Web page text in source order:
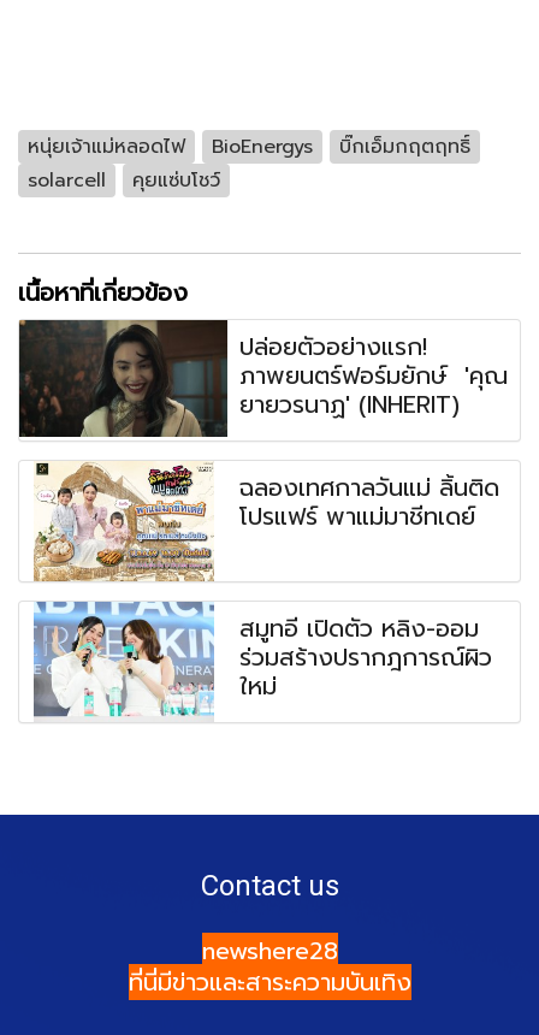
หนุ่ยเจ้าแม่หลอดไฟ BioEnergys
บิ๊กเอ็มกฤตฤทธิ์
solarcell
คุยแซ่บโชว์
เนื้อหาที่เกี่ยวข้อง
ปล่อยตัวอย่างแรก!
ภาพยนตร์ฟอร์มยักษ์ 'คุณ
ยายวรนาฏ' (INHERIT)
ฉลองเทศกาลวันแม่ ลิ้นติด
โปรแฟร์ พาแม่มาชีทเดย์
สมูทอี เปิดตัว หลิง-ออม
ร่วมสร้างปรากฎการณ์ผิว
ใหม่
Contact us
newshere28
ที่นี่มีข่าวและสาระความบันเทิง